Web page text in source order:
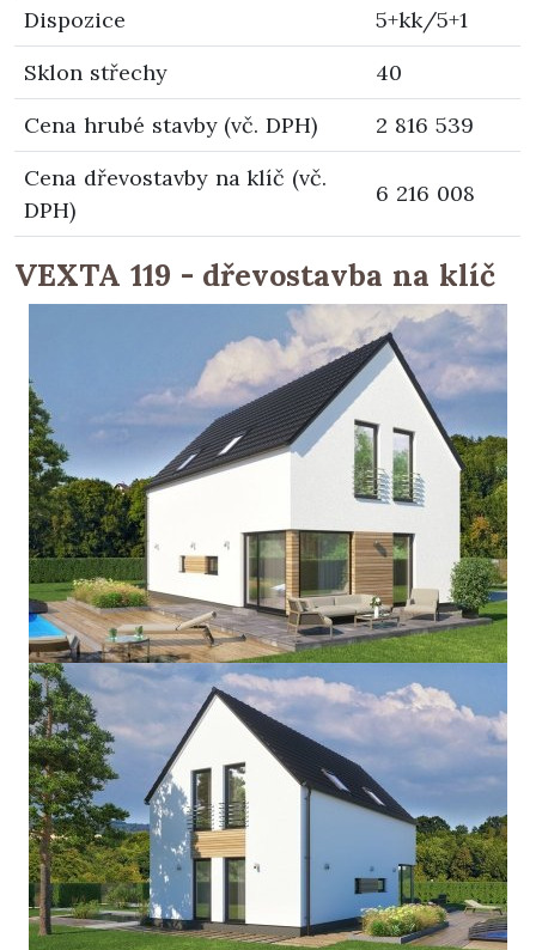
Dispozice
5+kk/5+1
Sklon střechy
40
Cena hrubé stavby (vč. DPH)
2 816 539
Cena dřevostavby na klíč (vč.
DPH)
6 216 008
VEXTA 119 - dřevostavba na klíč